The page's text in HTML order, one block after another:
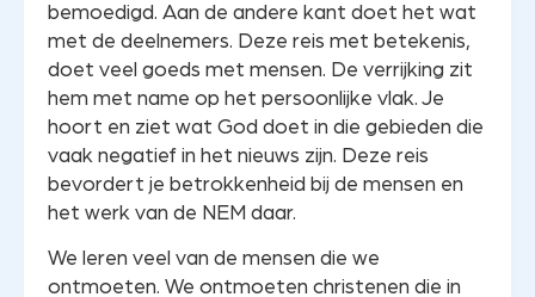
bemoedigd. Aan de andere kant doet het wat
met de deelnemers. Deze reis met betekenis,
doet veel goeds met mensen. De verrijking zit
hem met name op het persoonlijke vlak. Je
hoort en ziet wat God doet in die gebieden die
vaak negatief in het nieuws zijn. Deze reis
bevordert je betrokkenheid bij de mensen en
het werk van de NEM daar.
We leren veel van de mensen die we
ontmoeten. We ontmoeten christenen die in